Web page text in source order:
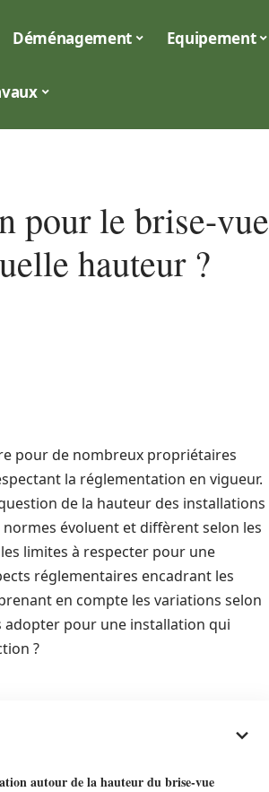
Déménagement Equipement
pour le brise-vue
hauteur ?
pour de nombreux propriétaires
la réglementation en vigueur.
de la hauteur des installations
normes évoluent et diffèrent selon les
limites à respecter pour une
réglementaires encadrant les
en compte les variations selon
adopter pour une installation qui
?
autour de la hauteur du brise-vue